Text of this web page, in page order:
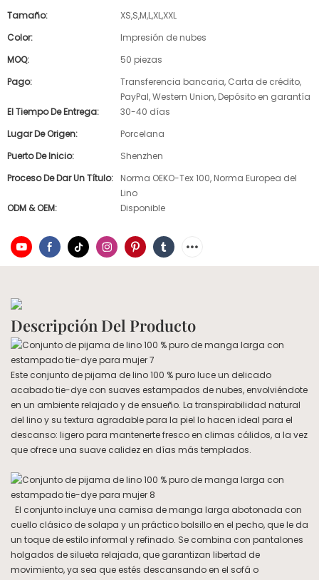
Tamaño:
XS,S,M,L,XL,XXL
Color:
Impresión de nubes
MOQ:
50 piezas
Pago:
Transferencia bancaria, Carta de crédito,
PayPal, Western Union, Depósito en garantía
El Tiempo De Entrega:
30-40 días
Lugar De Origen:
Porcelana
Puerto De Inicio:
Shenzhen
Proceso De Dar Un Título:
Norma OEKO-Tex 100, Norma Europea del
Lino
ODM & OEM:
Disponible
Descripción Del Producto
Este conjunto de pijama de lino 100 % puro luce un delicado
acabado tie-dye con suaves estampados de nubes, envolviéndote
en un ambiente relajado y de ensueño. La transpirabilidad natural
del lino y su textura agradable para la piel lo hacen ideal para el
descanso: ligero para mantenerte fresco en climas cálidos, a la vez
que ofrece una suave calidez en días más templados.
El conjunto incluye una camisa de manga larga abotonada con
cuello clásico de solapa y un práctico bolsillo en el pecho, que le da
un toque de estilo informal y refinado. Se combina con pantalones
holgados de silueta relajada, que garantizan libertad de
movimiento, ya sea que estés descansando en el sofá o